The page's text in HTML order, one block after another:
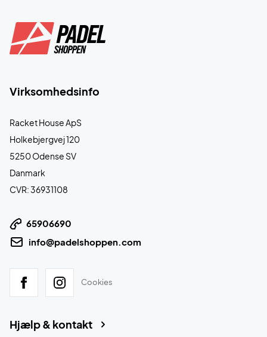
Virksomhedsinfo
Racket House ApS
Holkebjergvej 120
5250 Odense SV
Danmark
CVR: 36931108
65906690
info@padelshoppen.com
Cookies
Hjælp & kontakt